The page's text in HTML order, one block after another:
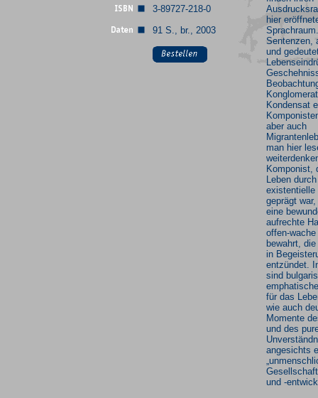
3-89727-218-0
91 S., br., 2003
hier
Sentenzen,
und
Kondensat
aber auch
man hier
Komponist,
Leben
existentielle
geprägt
eine
aufrechte
offen-wache
bewahrt,
in
entzündet.
sind
für das
wie auch
Momente
und des
angesichts
und -